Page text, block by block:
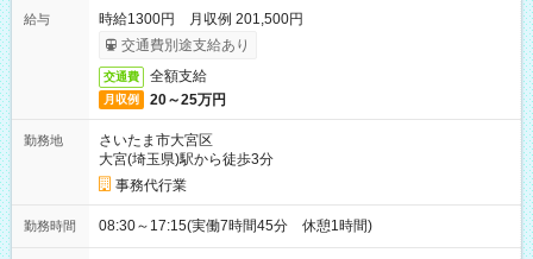
給与
時給1300円 月収例 201,500円
交通費別途支給あり
交通費 全額支給
月収例 20～25万円
勤務地
さいたま市大宮区
大宮(埼玉県)駅から徒歩3分
事務代行業
勤務時間 08:30～17:15(実働7時間45分 休憩1時間)